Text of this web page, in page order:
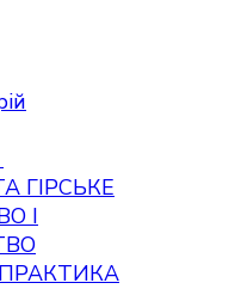
ГІРСЬКЕ
І